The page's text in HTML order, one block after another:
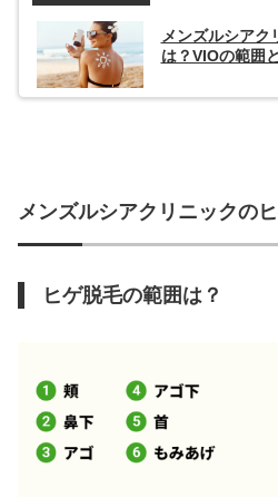
メンズルシアク
は？VIOの範囲
メンズルシアクリニックの
ヒゲ脱毛の範囲は？